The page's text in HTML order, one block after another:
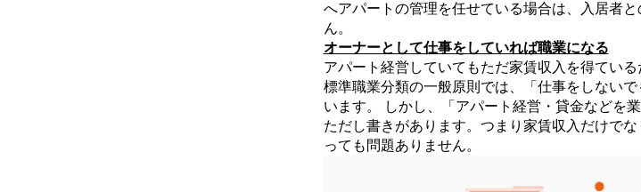
へアパートの管理を任せている場合は、入居者
ん。
オーナーとして仕事をしていれば職業になる
アパート経営していてもただ家賃収入を得てい
標準職業分類の一般原則では、「仕事をしない
います。 しかし、「アパート経営・貸金などを
ただし書きがあります。つまり家賃収入だけで
っても問題ありません。